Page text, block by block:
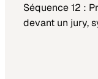
Séquence 12 :
devant un jury,